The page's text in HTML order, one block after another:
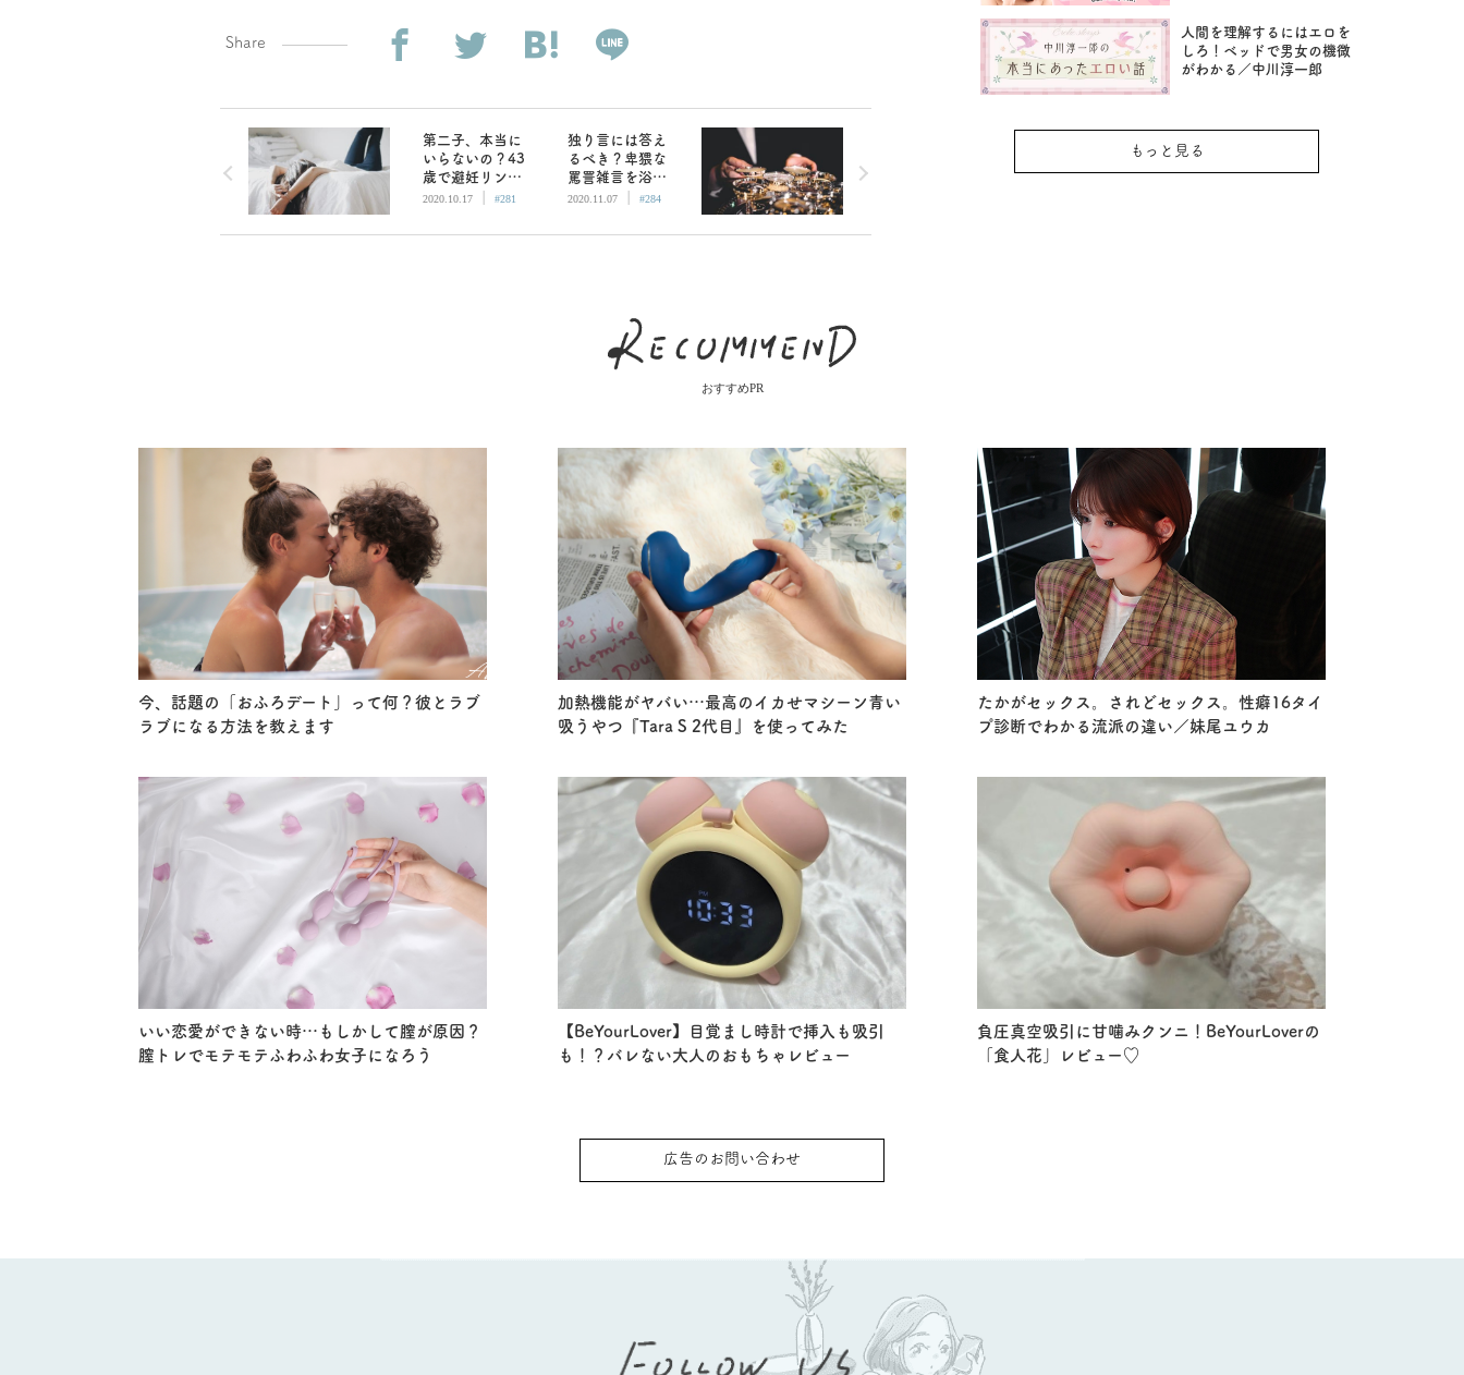
Share
第二子、本当に
いらないの？43
歳で避妊リング
「ミレーナ」を
2020.10.17 | #281
独り言には答え
るべき？卑猥な
罵詈雑言を浴び
せるタイプの男
2020.11.07 | #284
人間を理解するにはエロを
しろ！ベッドで男女の機微
がわかる／中川淳一郎
もっと見る
おすすめPR
今、話題の「おふろデート」って何？彼とラブ
ラブになる方法を教えます
加熱機能がヤバい…最高のイカせマシーン青い
吸うやつ『Tara S 2代目』を使ってみた
たかがセックス。されどセックス。性癖16タイ
プ診断でわかる流派の違い／妹尾ユウカ
いい恋愛ができない時…もしかして膣が原因？
膣トレでモテモテふわふわ女子になろう
【BeYourLover】目覚まし時計で挿入も吸引
も！？バレない大人のおもちゃレビュー
負圧真空吸引に甘噛みクンニ！BeYourLoverの
「食人花」レビュー♡
広告のお問い合わせ